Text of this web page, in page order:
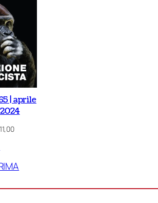
| aprile
Fascia
€ 5,00
€ 11,00